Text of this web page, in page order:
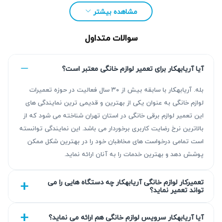
مزیت‌ آریابهکار برای تعمیر ماشین لباسشویی
زیمنس در اصفهان
آریابهکار بیش از ۳۰ سال تجربه در تعمیر لوازم خانگی دارد و با
تا ۴۵۰ روزه، اطمینان خاطر و رضایت مشتریان را فراهم می‌کند.
این خدمات است.
مشاهده بیشتر
سوالات متداول
آیا آریابهکار برای تعمیر لوازم خانگی معتبر است؟
بله. آریابهکار با سابقه بیش از ۳۰ سال فعالیت در حوزه تعمیرات
لوازم خانگی به عنوان یکی از بهترین و قدیمی ترین نمایندگی های
این تعمیر لوازم برقی خانگی در استان تهران شناخته می شود که از
بالاترین نرخ رضایت کاربری برخوردار می باشد. این نمایندگی توانسته
است تمامی درخواست های مخاطبان خود را در بهترین شکل ممکن
پوشش دهد و بهترین خدمات را به آنان ارائه نماید.
تعمیرکار لوازم خانگی آریابهکار چه دستگاه هایی را می
تواند تعمیر نماید؟
آیا آریابهکار سرویس لوازم خانگی هم ارائه می نماید؟